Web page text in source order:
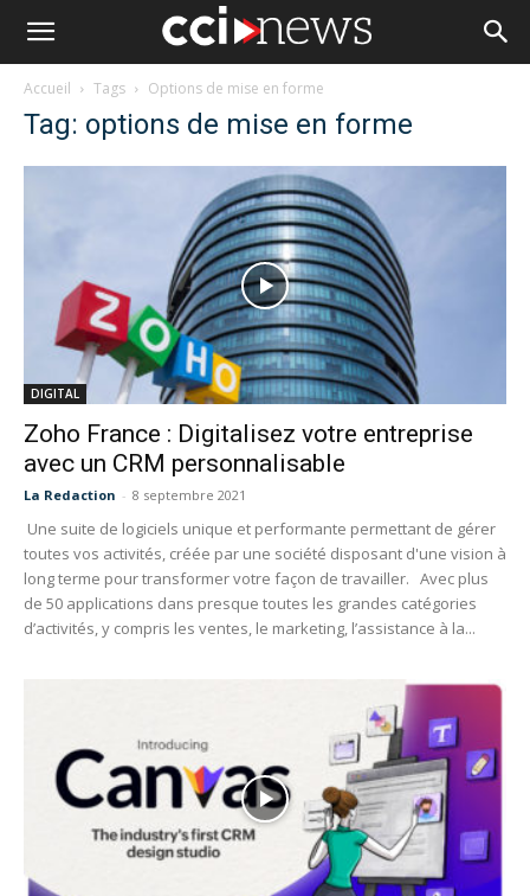
Accueil Tags Options de mise en forme
Tag: options de mise en forme
DIGITAL
Zoho France : Digitalisez votre entreprise
avec un CRM personnalisable
La Redaction - 8 septembre 2021
Une suite de logiciels unique et performante permettant de gérer
toutes vos activités, créée par une société disposant d'une vision à
long terme pour transformer votre façon de travailler. Avec plus
de 50 applications dans presque toutes les grandes catégories
d’activités, y compris les ventes, le marketing, l’assistance à la...